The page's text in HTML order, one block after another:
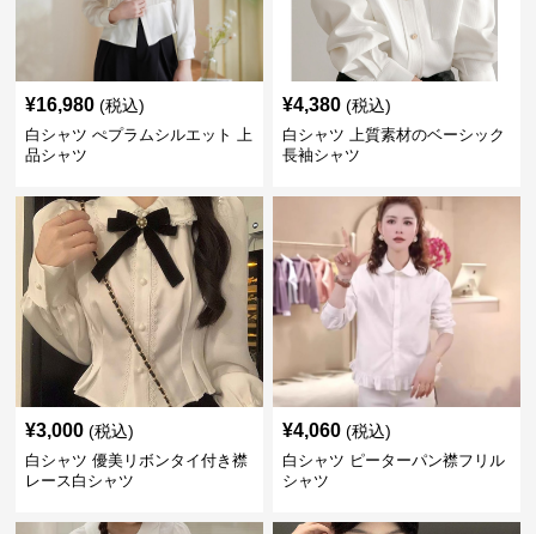
¥16,980 (税込)
白シャツ ぺプラムシルエット 上
品シャツ
¥4,380 (税込)
白シャツ 上質素材のベーシック
長袖シャツ
¥3,000 (税込)
白シャツ 優美リボンタイ付き襟
レース白シャツ
¥4,060 (税込)
白シャツ ピーターパン襟フリル
シャツ